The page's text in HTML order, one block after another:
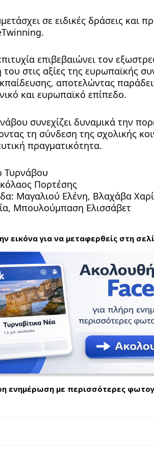
σε ειδικές δράσεις και
επιβεβαιώνει τον
στις αξίες της ευρωπαϊκής
αποτελώντας
και ευρωπαϊκό επίπεδο.
συνεχίζει δυναμικά την
τη σύνδεση της σχολικής
πραγματικότητα.
Τυρνάβου
Πορτέσης
Μαγαλιού Ελένη, Βλαχάβα
Μπουλούμπαση Ελισσάβετ
εικόνα για να μεταφερθείς στη
ενημέρωση με περισσότερες